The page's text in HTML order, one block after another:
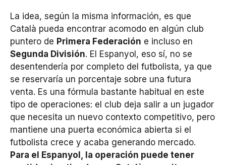
La idea, según la misma información, es que
Català pueda encontrar acomodo en algún club
puntero de Primera Federación e incluso en
Segunda División. El Espanyol, eso sí, no se
desentendería por completo del futbolista, ya que
se reservaría un porcentaje sobre una futura
venta. Es una fórmula bastante habitual en este
tipo de operaciones: el club deja salir a un jugador
que necesita un nuevo contexto competitivo, pero
mantiene una puerta económica abierta si el
futbolista crece y acaba generando mercado.
Para el Espanyol, la operación puede tener